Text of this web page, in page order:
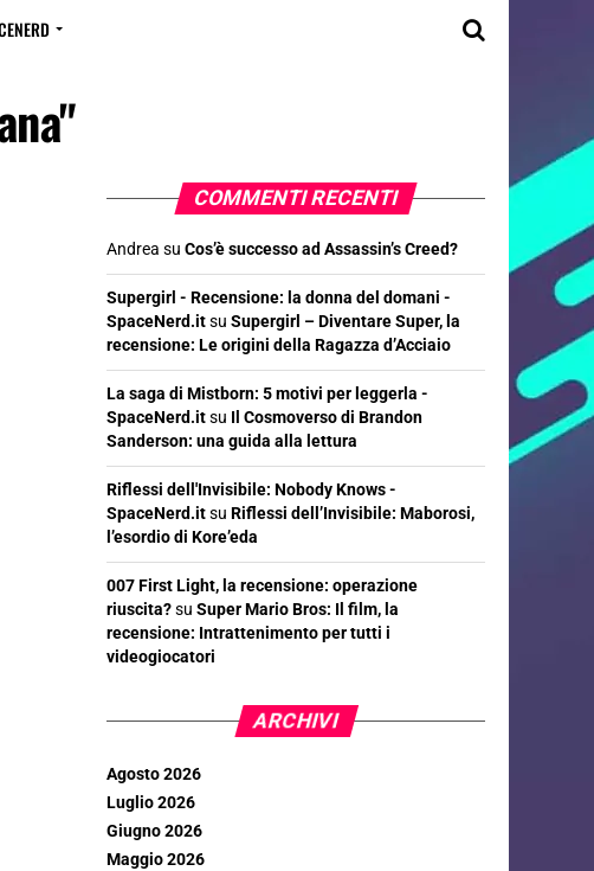
COMMENTI RECENTI
Andrea su Cos’è successo ad Assassin’s Creed?
Supergirl - Recensione: la donna del domani -
SpaceNerd.itsu Supergirl – Diventare Super, la
recensione: Le origini della Ragazza d’Acciaio
La saga di Mistborn: 5 motivi per leggerla -
SpaceNerd.itsu Il Cosmoverso di Brandon
Sanderson: una guida alla lettura
Riflessi dell'Invisibile: Nobody Knows -
SpaceNerd.itsu Riflessi dell’Invisibile: Maborosi,
l’esordio di Kore’eda
007 First Light, la recensione: operazione
riuscita?su Super Mario Bros: Il film, la
recensione: Intrattenimento per tutti i
videogiocatori
ARCHIVI
Agosto 2026
Luglio 2026
Giugno 2026
Maggio 2026